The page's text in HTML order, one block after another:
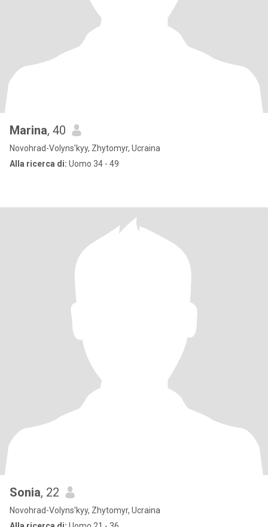
Marina, 40
Novohrad-Volyns'kyy, Zhytomyr, Ucraina
Alla ricerca di: Uomo 34 - 49
Sonia, 22
Novohrad-Volyns'kyy, Zhytomyr, Ucraina